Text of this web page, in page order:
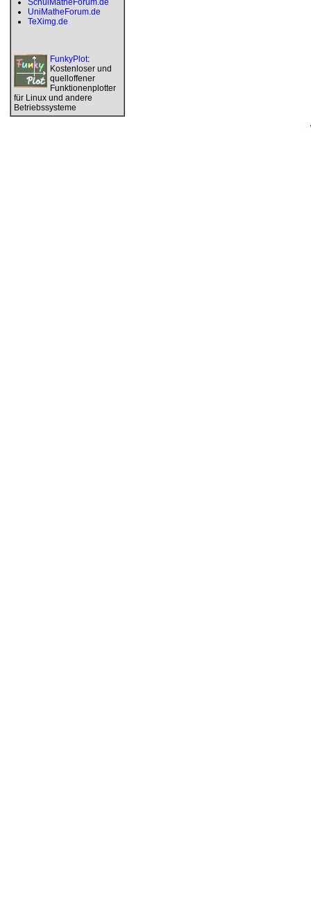
SchulMatheForum.de
UniMatheForum.de
TeXimg.de
FunkyPlot:
Kostenloser und
quelloffener
Funktionenplotter
für Linux und andere
Betriebssysteme